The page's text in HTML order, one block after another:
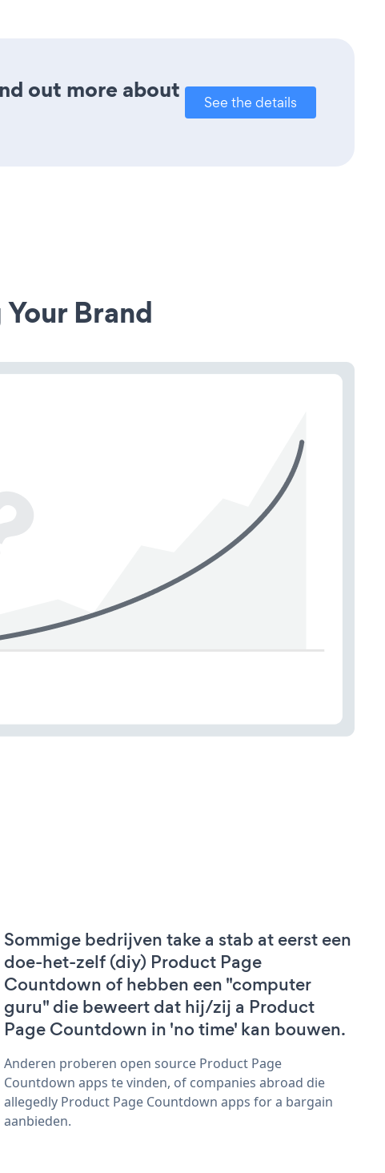
out more about
See the details
Brand
Sommige bedrijven take a stab at eerst een
doe-het-zelf (diy) Product Page
Countdown of hebben een "computer
guru" die beweert dat hij/zij a Product
Page Countdown in 'no time' kan bouwen.
Anderen proberen open source Product Page
Countdown apps te vinden, of companies abroad die
allegedly Product Page Countdown apps for a bargain
aanbieden.